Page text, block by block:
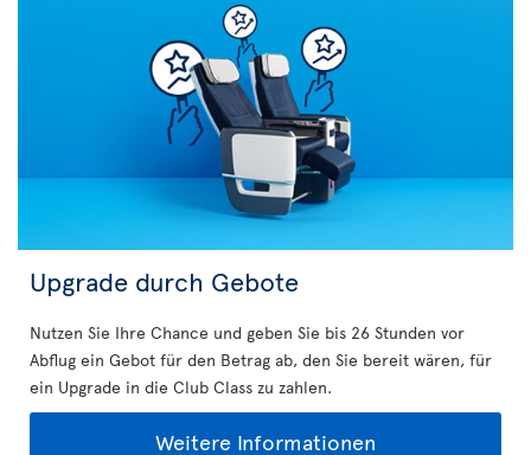
Upgrade durch Gebote
Nutzen Sie Ihre Chance und geben Sie bis 26 Stunden vor
Abflug ein Gebot für den Betrag ab, den Sie bereit wären, für
ein Upgrade in die Club Class zu zahlen.
Weitere Informationen